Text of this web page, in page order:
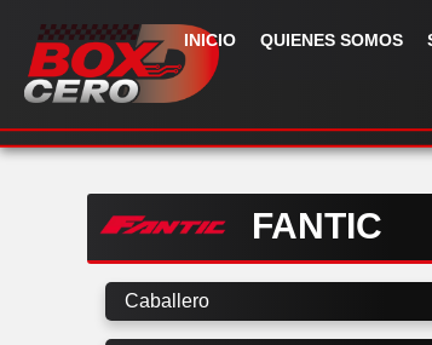
INICIO QUIENES SOMOS
FANTIC
Caballero